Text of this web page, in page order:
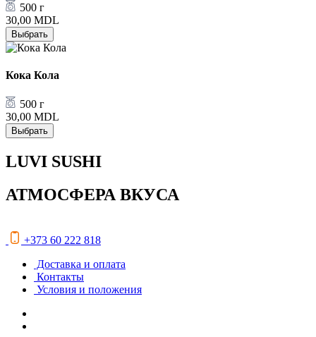
500 г
30,00 MDL
Выбрать
Кока Кола
500 г
30,00 MDL
Выбрать
LUVI SUSHI
АТМОСФЕРА ВКУСА
+373 60 222 818
Доставка и оплата
Контакты
Условия и положения